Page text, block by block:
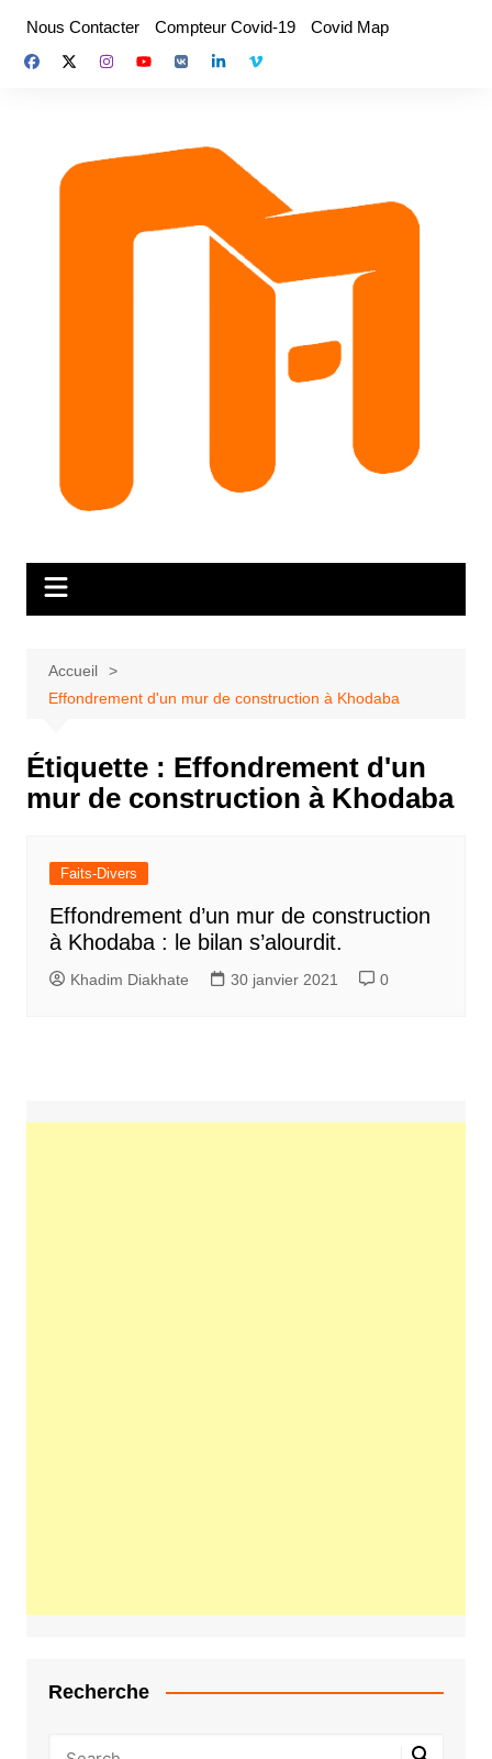
contenu
Nous Contacter Compteur Covid-19 Covid Map
Accueil
Effondrement d'un mur de construction à Khodaba
Étiquette : Effondrement d'un
mur de construction à Khodaba
Faits-Divers
Effondrement d’un mur de construction
à Khodaba : le bilan s’alourdit.
Khadim Diakhate 30 janvier 2021 0
Recherche